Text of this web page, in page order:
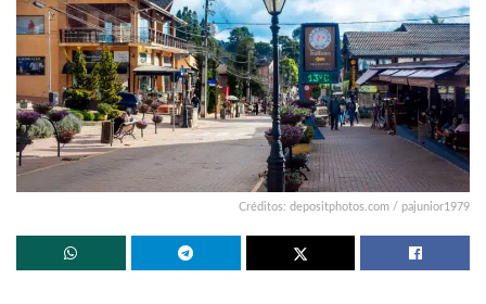
Créditos: depositphotos.com / pajunior1979